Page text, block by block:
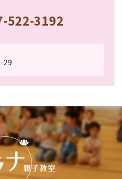
522-3192
29